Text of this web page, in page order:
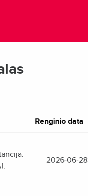
Renginio data
2026-06-28